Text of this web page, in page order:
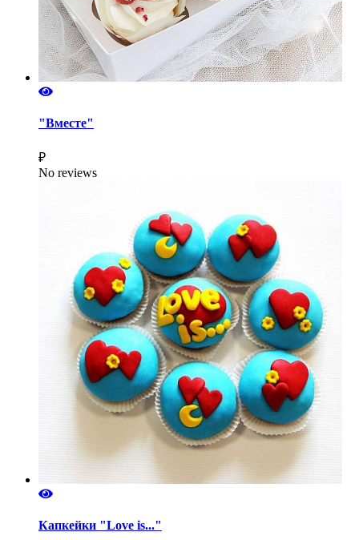
"Вместе"
₽
No reviews
Капкейки "Love is..."